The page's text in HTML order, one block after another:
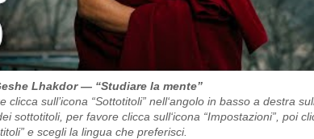
Lhakdor — “Studiare la mente”
sull’icona “Sottotitoli” nell‘angolo in basso a destra
sottotitoli, per favore clicca sull‘icona “Impostazioni”, poi
e scegli la lingua che preferisci.